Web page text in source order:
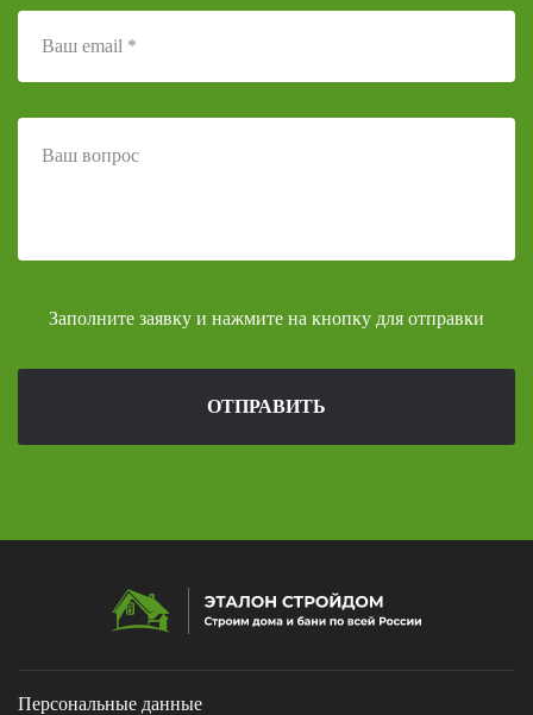
Заполните заявку и нажмите на кнопку для отправки
ОТПРАВИТЬ
Персональные данные